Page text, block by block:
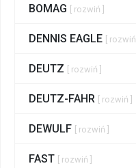
BOMAG [ rozwiń ]
DENNIS EAGLE [ rozwiń ]
DEUTZ [ rozwiń ]
DEUTZ-FAHR [ rozwiń ]
DEWULF [ rozwiń ]
FAST [ rozwiń ]